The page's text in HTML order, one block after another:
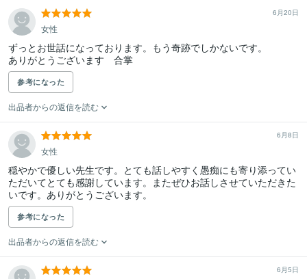
6月20日
女性
ずっとお世話になっております。もう奇跡でしかないです。
ありがとうございます　合掌
参考になった
出品者からの返信を読む
6月8日
女性
穏やかで優しい先生です。とても話しやすく愚痴にも寄り添ってい
ただいてとても感謝しています。またぜひお話しさせていただきた
いです。ありがとうございます。
参考になった
出品者からの返信を読む
6月5日